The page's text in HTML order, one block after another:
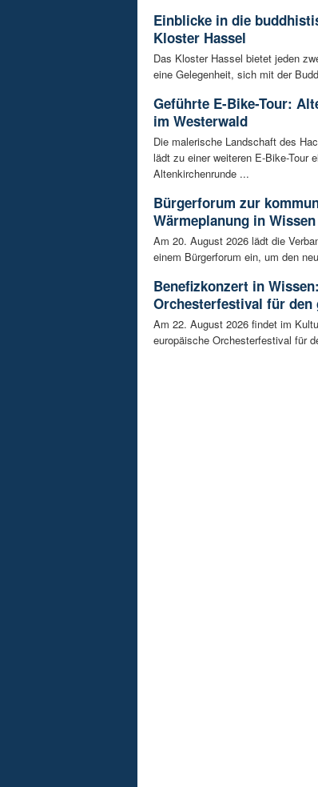
Einblicke in die
Kloster Hassel
Das Kloster Hassel bietet jeden
eine Gelegenheit, sich mit der
Geführte E-Bike-Tour:
im Westerwald
Die malerische Landschaft des
lädt zu einer weiteren E-Bike-Tour
Altenkirchenrunde ...
Bürgerforum zur
Wärmeplanung in Wissen
Am 20. August 2026 lädt die
einem Bürgerforum ein, um den
Benefizkonzert in
Orchesterfestival für den
Am 22. August 2026 findet im
europäische Orchesterfestival für